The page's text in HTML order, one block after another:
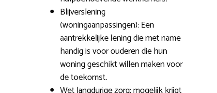
Blijverslening
(woningaanpassingen): Een
aantrekkelijke lening die met name
handig is voor ouderen die hun
woning geschikt willen maken voor
de toekomst.